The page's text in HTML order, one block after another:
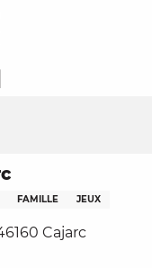
FAMILLE JEUX
Cajarc